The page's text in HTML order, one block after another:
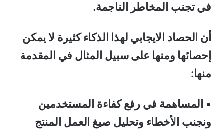
في تجنب المخاطر
الناجمة.
أن الحصاد الايجابي لهذا الذكاءكثيرة لا يمكن
إحصائها ومنها على سبيل المثال في المقدمة
منها:
• المساهمة في رفع كفاءة المستخدمين
ونجنب الأخطاء وتحليل صيغ العمل المنتج